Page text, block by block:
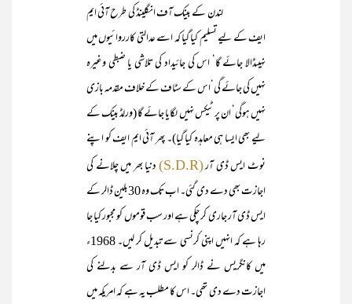
لندن کے بینک آف انگلینڈ کی طرح آئی ایم
ایف کے لیے تسلیم کیا گیا کہ اسے عدالتی کارروائیوں میں
نہیںڈالا جائے گا‘ اس کی جائیداد کی تلاشی یا ضبطی وغیرہ
نہیں کی جائے گی‘اس کے سٹاف کے خلاف مقدمہ بازی
نہیں ہوگی‘ ان پر ٹیکس نہیں لگایا جائے گا (ورلڈ بینک کے
لیے بھی ایسا ہی معاہدہ کیا گیا)۔ پھر آئی ایم ایف کو اپنے
نوٹ ایس ڈی آر(S.D.R)
دنیا بھر میں چلانے کی
اجازت بھی دے دی گئی۔ اب تک وہ 30بلین ڈالر کے
ایس ڈی آر جاری کر چکی ہے اور سب قوموں کو مجبور کیا جا
رہا ہے کہ انہیں اپنی کرنسی سے تبدیل کر لیں۔ 1968ء
میں کانگریس نے ڈالر کو ایس ڈی آر سے بدلنے کی
اجازت دے دی تھی۔ اس کا مطلب یہ ہے کہ امریکہ میں